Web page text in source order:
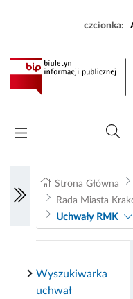
czcionka:
Strona Główna
Rada Miasta
Uchwały RMK
Wyszukiwarka
uchwał